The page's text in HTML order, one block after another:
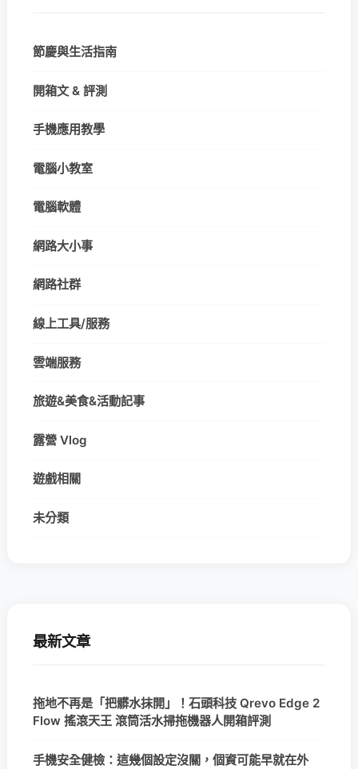
節慶與生活指南
開箱文 & 評測
手機應用教學
電腦小教室
電腦軟體
網路大小事
網路社群
線上工具/服務
雲端服務
旅遊&美食&活動記事
露營 Vlog
遊戲相關
未分類
最新文章
拖地不再是「把髒水抹開」！石頭科技 Qrevo Edge 2
Flow 搖滾天王 滾筒活水掃拖機器人開箱評測
手機安全健檢：這幾個設定沒關，個資可能早就在外